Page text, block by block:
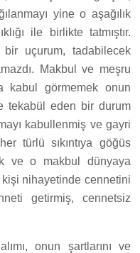
yine o aşağılık
ile birlikte tatmıştır.
uçurum, tadabilecek
Makbul ve meşru
kabul görmemek onun
tekabül eden bir durum
kabullenmiş ve gayri
türlü sıkıntıya göğüs
ve o makbul dünyaya
nihayetinde cennetini
getirmiş, cennetsiz
onun şartlarını ve